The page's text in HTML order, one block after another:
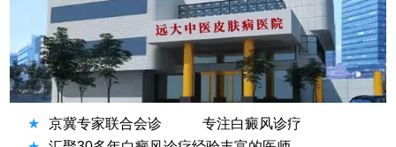
★ 京冀专家联合会诊
专注白癜风诊疗